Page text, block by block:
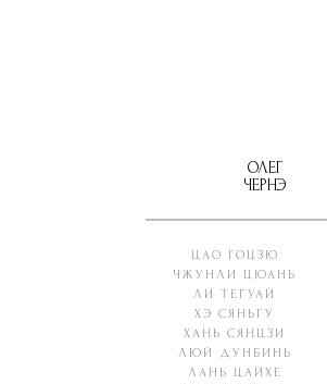
ОЛЕГ
ЧЕРНЭ
ЦАО ГОЦЗЮ
ЧЖУНЛИ ЦЮАНЬ
ЛИ ТЕГУАЙ
ХЭ СЯНЬГУ
ХАНЬ СЯНЦЗИ
ЛЮЙ ДУНБИНЬ
ЛАНЬ ЦАЙХЕ